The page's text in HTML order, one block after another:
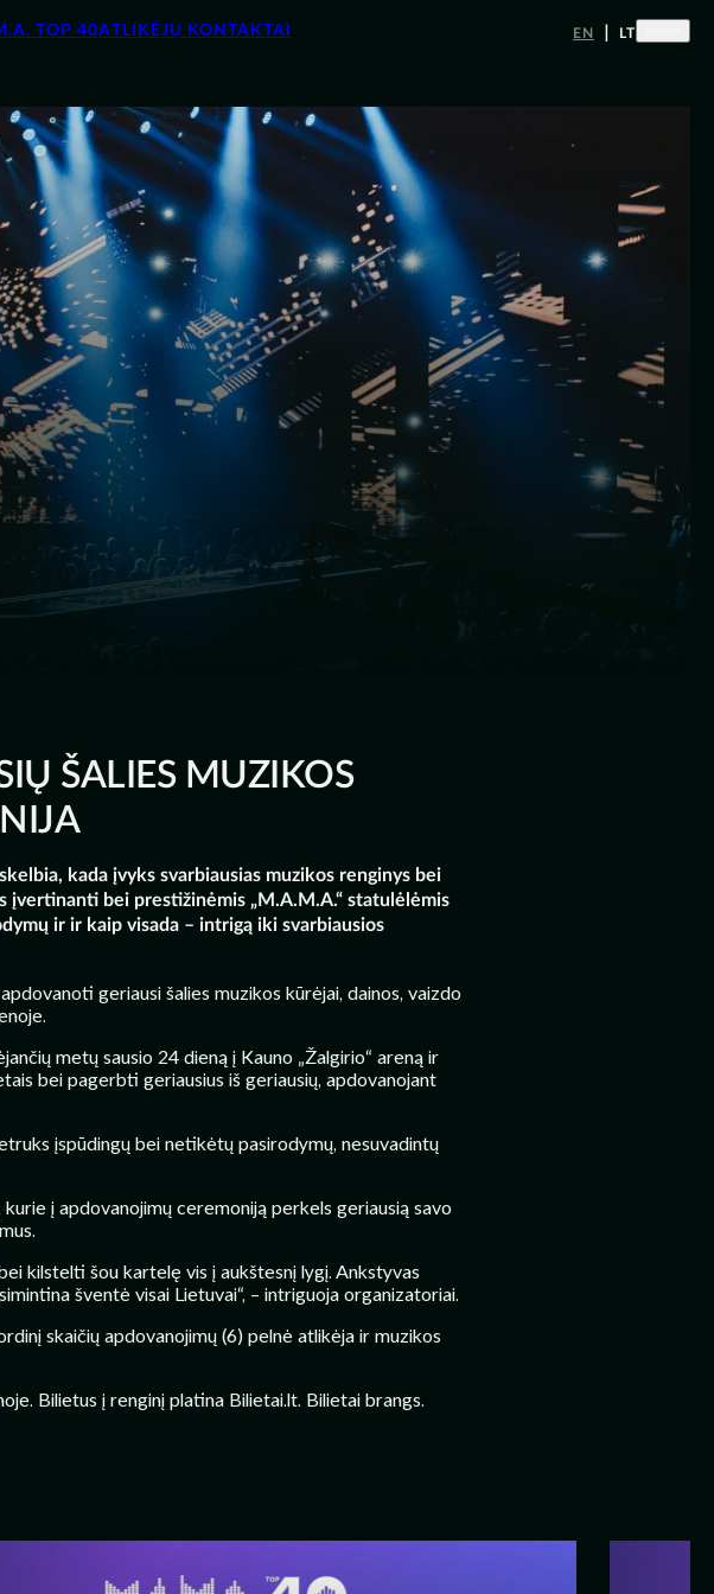
TOP 40ATLIKĖJŲ KONTAKTAI EN | LT
ŠALIES MUZIKOS
kada įvyks svarbiausias muzikos renginys bei
bei prestižinėmis „M.A.M.A.“ statulėlėmis
ir ir kaip visada – intrigą iki svarbiausios
geriausi šalies muzikos kūrėjai, dainos, vaizdo
metų sausio 24 dieną į Kauno „Žalgirio“ areną ir
bei pagerbti geriausius iš geriausių, apdovanojant
įspūdingų bei netikėtų pasirodymų, nesuvadintų
į apdovanojimų ceremoniją perkels geriausią savo
kilstelti šou kartelę vis į aukštesnį lygį. Ankstyvas
šventė visai Lietuvai“, – intriguoja organizatoriai.
skaičių apdovanojimų (6) pelnė atlikėja ir muzikos
Bilietus į renginį platina Bilietai.lt. Bilietai brangs.